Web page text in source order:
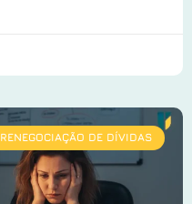
RENEGOCIAÇÃO DE DÍVIDAS